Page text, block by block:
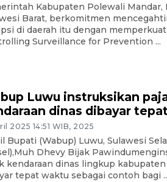
Kabupaten Polewali Mandar,
Barat, berkomitmen
di daerah itu dengan
Surveillance for Prevention ...
Luwu instruksikan
dinas dibayar
2025 14:51 WIB, 2025
Bupati (Wabup) Luwu, Sulawesi
Dhevy Bijak
kendaraan dinas lingkup
tepat waktu sebagai contoh bagi